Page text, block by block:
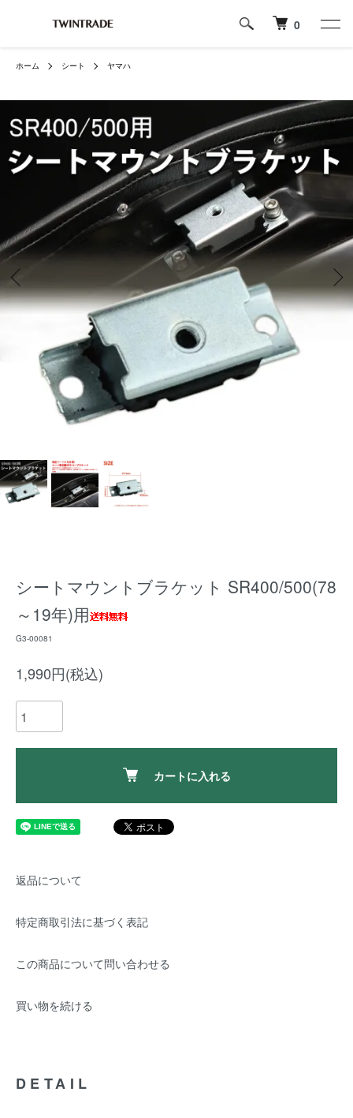
0
ホーム シート ヤマハ
シートマウントブラケット SR400/500(78
～19年)用
G3-00081
1,990円(税込)
カートに入れる
返品について
特定商取引法に基づく表記
この商品について問い合わせる
買い物を続ける
DETAIL